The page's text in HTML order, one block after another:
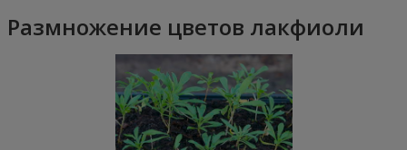
Размножение цветов лакфиоли